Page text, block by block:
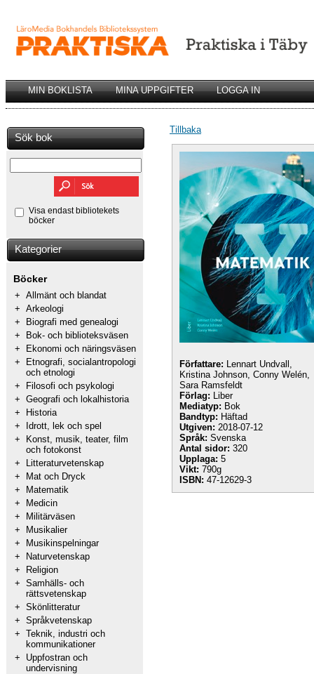
MIN BOKLISTA MINA UPPGIFTER LOGGA IN
Sök bok
Visa endast bibliotekets
böcker
Kategorier
Böcker
+ Allmänt och blandat
+ Arkeologi
+
Biografi med genealogi
+
Bok- och biblioteksväsen
+
Ekonomi och näringsväsen
+
Etnografi, socialantropologi
och etnologi
+
Filosofi och psykologi
+ Geografi och lokalhistoria
+
Historia
+
Idrott, lek och spel
+
Konst, musik, teater, film
och fotokonst
+
Litteraturvetenskap
+
Mat och Dryck
+
Matematik
+
Medicin
+
Militärväsen
+
Musikalier
+
Musikinspelningar
+
Naturvetenskap
+
Religion
+ Samhälls- och
rättsvetenskap
+ Skönlitteratur
+ Språkvetenskap
+ Teknik, industri och
kommunikationer
+
Uppfostran och
undervisning
Tillbaka
Författare: Lennart Undvall,
Kristina Johnson, Conny Welén,
Sara Ramsfeldt
Förlag: Liber
Mediatyp: Bok
Bandtyp: Häftad
Utgiven: 2018-07-12
Språk: Svenska
Antal sidor: 320
Upplaga: 5
Vikt: 790g
ISBN: 47-12629-3